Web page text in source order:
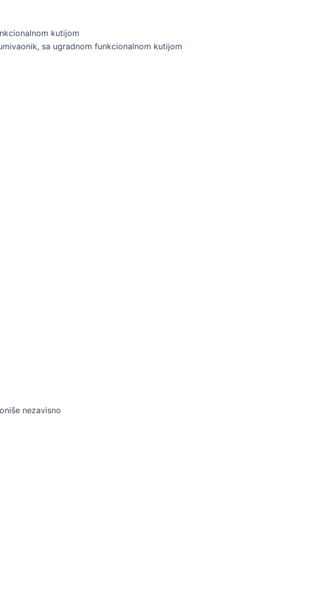
kutijom
sa ugradnom funkcionalnom kutijom
nezavisno